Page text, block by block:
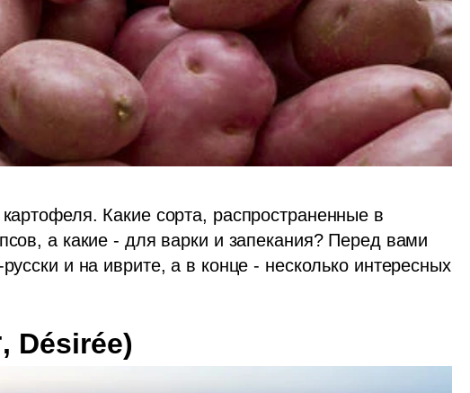
Какие сорта, распространенные в
а какие - для варки и запекания? Перед вами
и на иврите, а в конце - несколько интересных
(דזירה, Désirée)